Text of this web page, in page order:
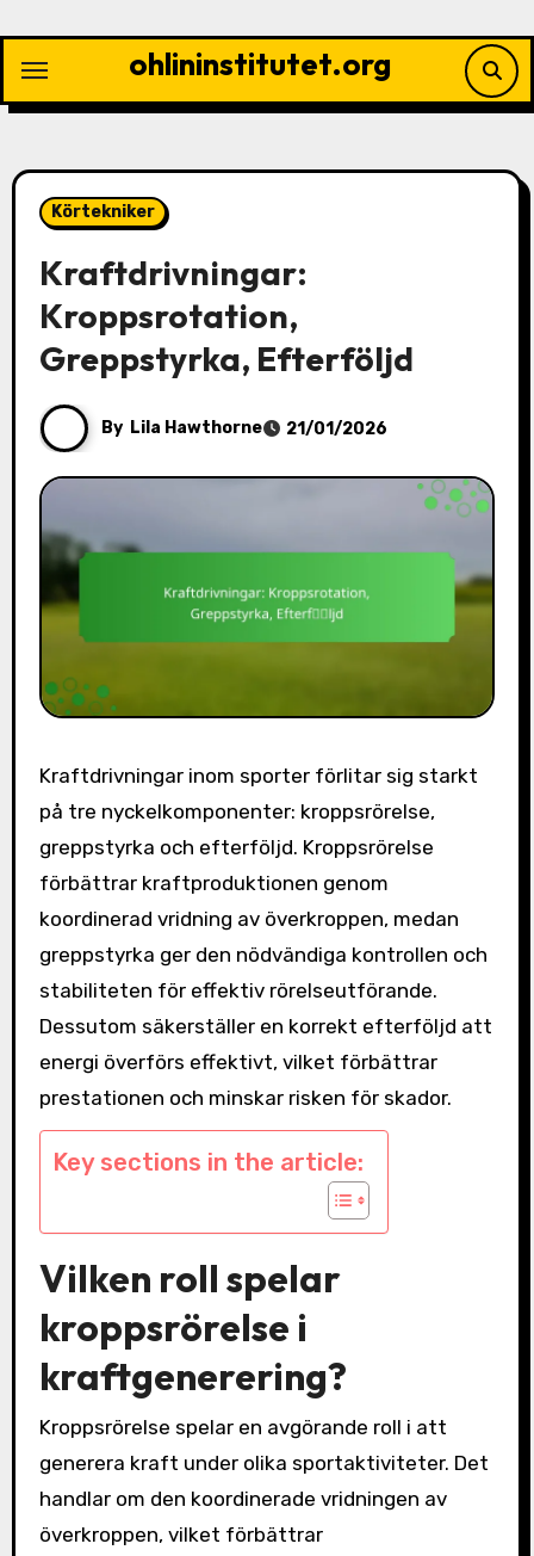
content
ohlininstitutet.org
Körtekniker
Kraftdrivningar:
Kroppsrotation,
Greppstyrka, Efterföljd
By Lila Hawthorne 21/01/2026
Kraftdrivningar inom sporter förlitar sig starkt
på tre nyckelkomponenter: kroppsrörelse,
greppstyrka och efterföljd. Kroppsrörelse
förbättrar kraftproduktionen genom
koordinerad vridning av överkroppen, medan
greppstyrka ger den nödvändiga kontrollen och
stabiliteten för effektiv rörelseutförande.
Dessutom säkerställer en korrekt efterföljd att
energi överförs effektivt, vilket förbättrar
prestationen och minskar risken för skador.
Key sections in the article:
Vilken roll spelar
kroppsrörelse i
kraftgenerering?
Kroppsrörelse spelar en avgörande roll i att
generera kraft under olika sportaktiviteter. Det
handlar om den koordinerade vridningen av
överkroppen, vilket förbättrar